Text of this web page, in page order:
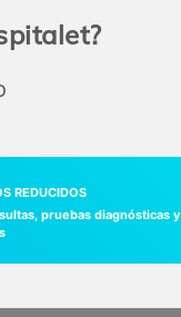
REDUCIDOS
pruebas diagnósticas y